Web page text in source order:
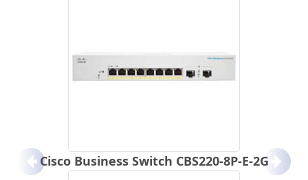
Cisco Business Switch CBS220-8P-E-2G
Anterior